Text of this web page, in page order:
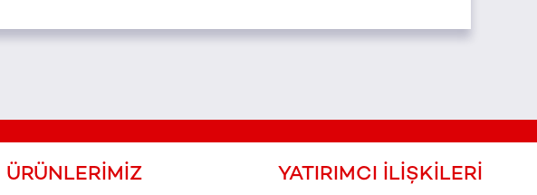
ÜRÜNLERIMIZ YATIRIMCI İLIŞKILERI